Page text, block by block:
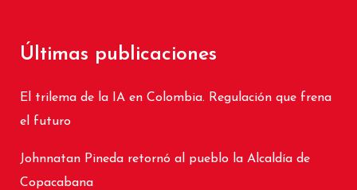
Últimas publicaciones
El trilema de la IA en Colombia. Regulación que frena
el futuro
Johnnatan Pineda retornó al pueblo la Alcaldía de
Copacabana